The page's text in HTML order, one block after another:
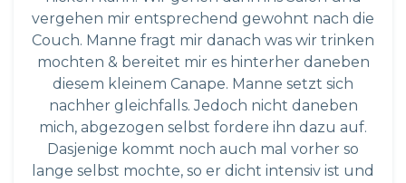
vergehen mir entsprechend gewohnt nach die
Couch. Manne fragt mir danach was wir trinken
mochten & bereitet mir es hinterher daneben
diesem kleinem Canape. Manne setzt sich
nachher gleichfalls. Jedoch nicht daneben
mich, abgezogen selbst fordere ihn dazu auf.
Dasjenige kommt noch auch mal vorher so
lange selbst mochte, so er dicht intensiv ist und